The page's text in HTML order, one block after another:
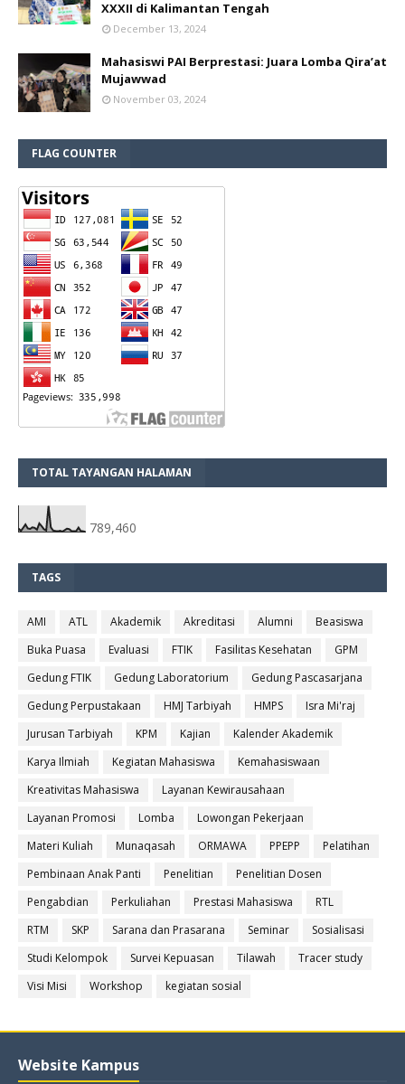
XXXII di Kalimantan Tengah
December 13, 2024
Mahasiswi PAI Berprestasi: Juara Lomba Qira’at
Mujawwad
November 03, 2024
FLAG COUNTER
TOTAL TAYANGAN HALAMAN
789,460
TAGS
AMI ATL Akademik Akreditasi Alumni
Beasiswa
Buka Puasa
Evaluasi FTIK Fasilitas Kesehatan
GPM
Gedung FTIK
Gedung Laboratorium
Gedung Pascasarjana
Gedung Perpustakaan
HMJ Tarbiyah HMPS
Isra Mi'raj
Jurusan Tarbiyah
KPM Kajian
Kalender Akademik
Karya Ilmiah
Kegiatan Mahasiswa
Kemahasiswaan
Kreativitas Mahasiswa
Layanan Kewirausahaan
Layanan Promosi
Lomba
Lowongan Pekerjaan
Materi Kuliah
Munaqasah ORMAWA PPEPP
Pelatihan
Pembinaan Anak Panti
Penelitian
Penelitian Dosen
Pengabdian
Perkuliahan Prestasi Mahasiswa
RTL
RTM
SKP Sarana dan Prasarana Seminar
Sosialisasi
Studi Kelompok
Survei Kepuasan Tilawah
Tracer study
Visi Misi
Workshop kegiatan sosial
Website Kampus